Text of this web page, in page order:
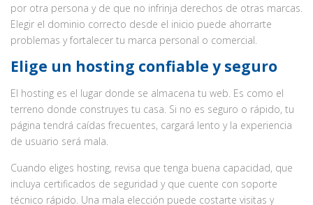
por otra persona y de que no infrinja derechos de otras marcas.
Elegir el dominio correcto desde el inicio puede ahorrarte
problemas y fortalecer tu marca personal o comercial.
Elige un hosting confiable y seguro
El hosting es el lugar donde se almacena tu web. Es como el
terreno donde construyes tu casa. Si no es seguro o rápido, tu
página tendrá caídas frecuentes, cargará lento y la experiencia
de usuario será mala.
Cuando eliges hosting, revisa que tenga buena capacidad, que
incluya certificados de seguridad y que cuente con soporte
técnico rápido. Una mala elección puede costarte visitas y